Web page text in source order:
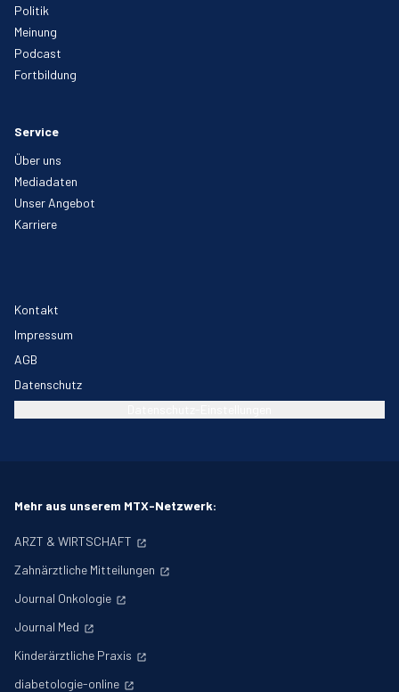
Politik
Meinung
Podcast
Fortbildung
Service
Über uns
Mediadaten
Unser Angebot
Karriere
Kontakt
Impressum
AGB
Datenschutz
Mehr aus unserem MTX-Netzwerk:
ARZT & WIRTSCHAFT
Zahnärztliche Mitteilungen
Journal Onkologie
Journal Med
Kinderärztliche Praxis
diabetologie-online